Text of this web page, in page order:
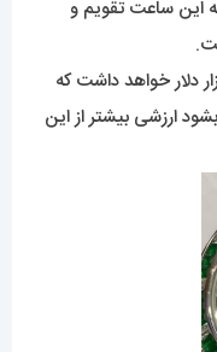
این ساعت تقویم و
این کار ارزشی حدود 20 هزار دلار خواهد داشت که
ارزشی بیشتر از این